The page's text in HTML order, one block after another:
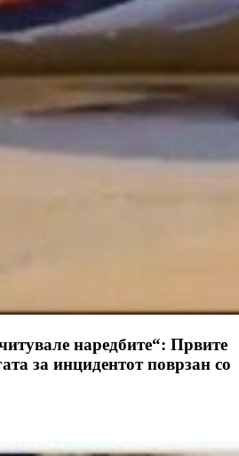
наредбите“: Првите
за инцидентот поврзан со